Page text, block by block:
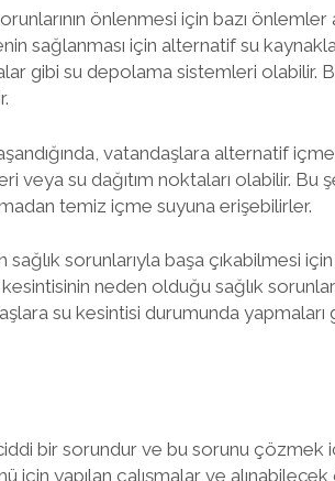
önlenmesi için bazı önlemler
sağlanması için alternatif su
gibi su depolama sistemleri olabilir.
vatandaşlara alternatif
veya su dağıtım noktaları olabilir. Bu
temiz içme suyuna erişebilirler.
sorunlarıyla başa çıkabilmesi
neden olduğu sağlık
su kesintisi durumunda
bir sorundur ve bu sorunu çözmek
için yapılan çalışmalar ve